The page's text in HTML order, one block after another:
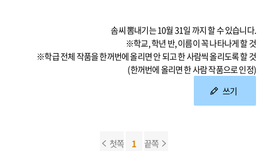
솜씨 뽐내기는 10월 31일 까지 할 수 있습니다.
※학교, 학년 반, 이름이 꼭 나타나게 할 것
※학급 전체 작품을 한꺼번에 올리면 안 되고 한 사람씩 올리도록 할 것
(한꺼번에 올리면 한 사람 작품으로 인정)
쓰기
첫쪽 1 끝쪽